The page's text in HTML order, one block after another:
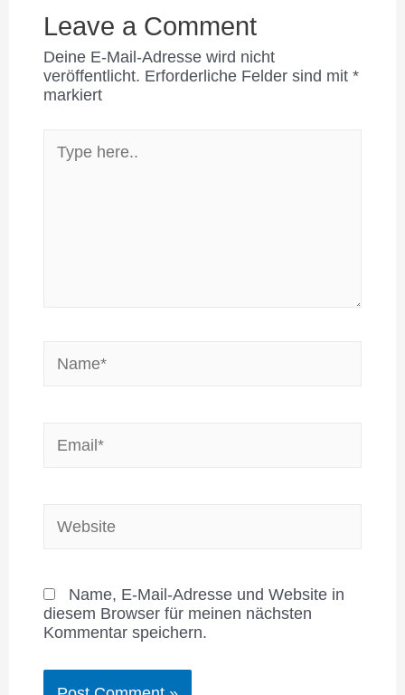
Leave a Comment
Deine E-Mail-Adresse wird nicht
veröffentlicht. Erforderliche Felder sind mit*
markiert
here..
Name, E-Mail-Adresse und Website in
diesem Browser für meinen nächsten
Kommentar speichern.